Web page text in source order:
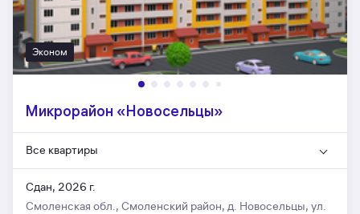
Эконом
Микрорайон «Новосельцы»
Все квартиры
Сдан, 2026 г.
Смоленская обл., Смоленский район, д. Новосельцы, ул.